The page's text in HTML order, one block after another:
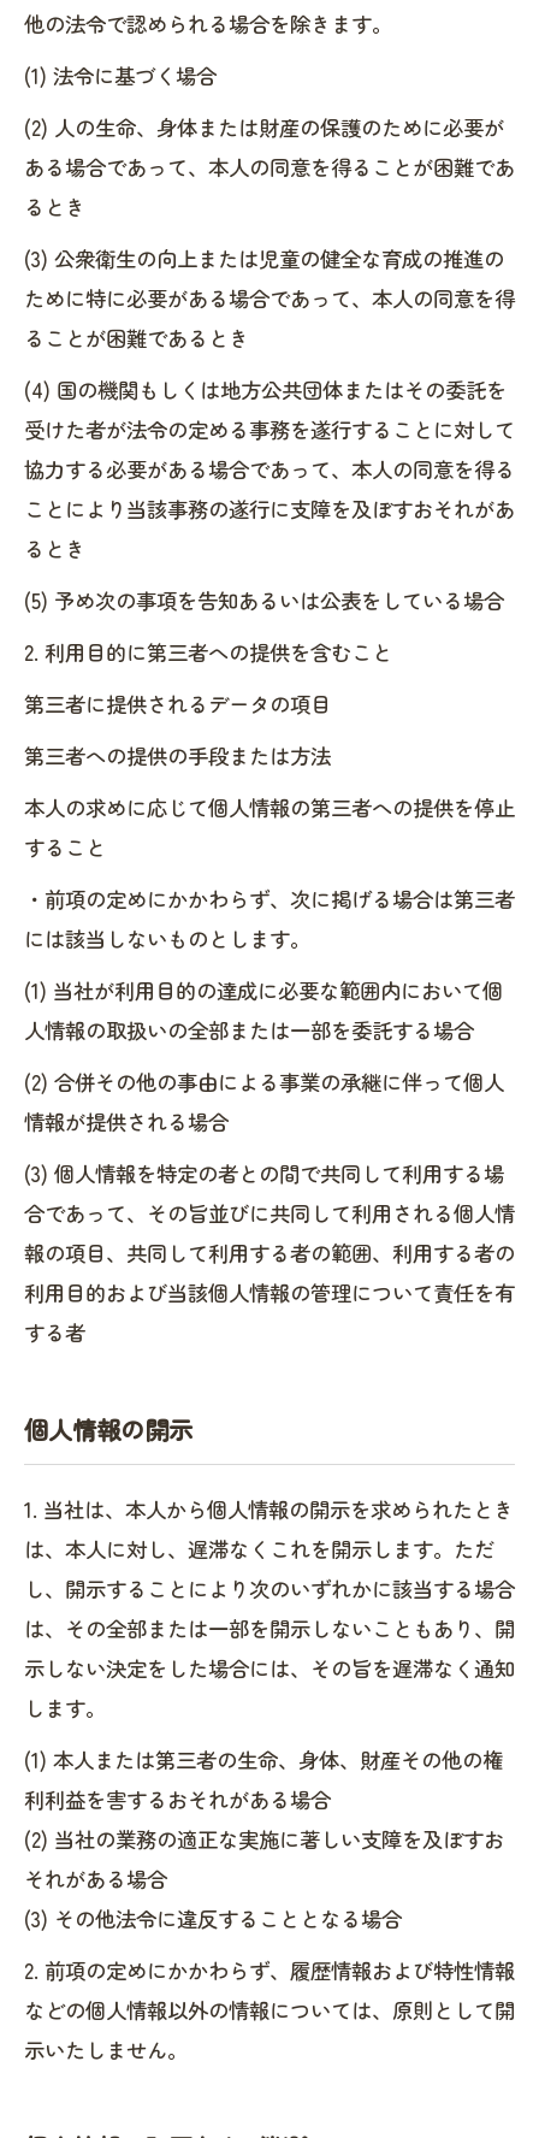
他の法令で認められる場合を除きます。
(1) 法令に基づく場合
(2) 人の生命、身体または財産の保護のために必要が
ある場合であって、本人の同意を得ることが困難であ
るとき
(3) 公衆衛生の向上または児童の健全な育成の推進の
ために特に必要がある場合であって、本人の同意を得
ることが困難であるとき
(4) 国の機関もしくは地方公共団体またはその委託を
受けた者が法令の定める事務を遂行することに対して
協力する必要がある場合であって、本人の同意を得る
ことにより当該事務の遂行に支障を及ぼすおそれがあ
るとき
(5) 予め次の事項を告知あるいは公表をしている場合
2. 利用目的に第三者への提供を含むこと
第三者に提供されるデータの項目
第三者への提供の手段または方法
本人の求めに応じて個人情報の第三者への提供を停止
すること
・前項の定めにかかわらず、次に掲げる場合は第三者
には該当しないものとします。
(1) 当社が利用目的の達成に必要な範囲内において個
人情報の取扱いの全部または一部を委託する場合
(2) 合併その他の事由による事業の承継に伴って個人
情報が提供される場合
(3) 個人情報を特定の者との間で共同して利用する場
合であって、その旨並びに共同して利用される個人情
報の項目、共同して利用する者の範囲、利用する者の
利用目的および当該個人情報の管理について責任を有
する者
個人情報の開示
1. 当社は、本人から個人情報の開示を求められたとき
は、本人に対し、遅滞なくこれを開示します。ただ
し、開示することにより次のいずれかに該当する場合
は、その全部または一部を開示しないこともあり、開
示しない決定をした場合には、その旨を遅滞なく通知
します。
(1) 本人または第三者の生命、身体、財産その他の権
利利益を害するおそれがある場合
(2) 当社の業務の適正な実施に著しい支障を及ぼすお
それがある場合
(3) その他法令に違反することとなる場合
2. 前項の定めにかかわらず、履歴情報および特性情報
などの個人情報以外の情報については、原則として開
示いたしません。